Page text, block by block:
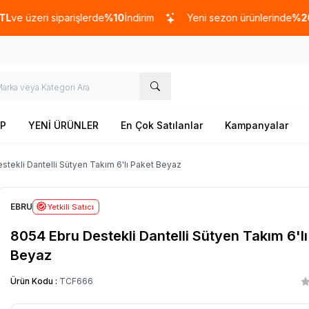
siparişlerde%10İndirim Yeni sezon ürünlerinde%20
YENİ ÜRÜNLER En Çok Satılanlar Kampanyalar
Dantelli Sütyen Takım 6'lı Paket Beyaz
EBRU Yetkili Satıcı
8054 Ebru Destekli Dantelli Sütyen Takım
Beyaz
Ürün Kodu : TCF666